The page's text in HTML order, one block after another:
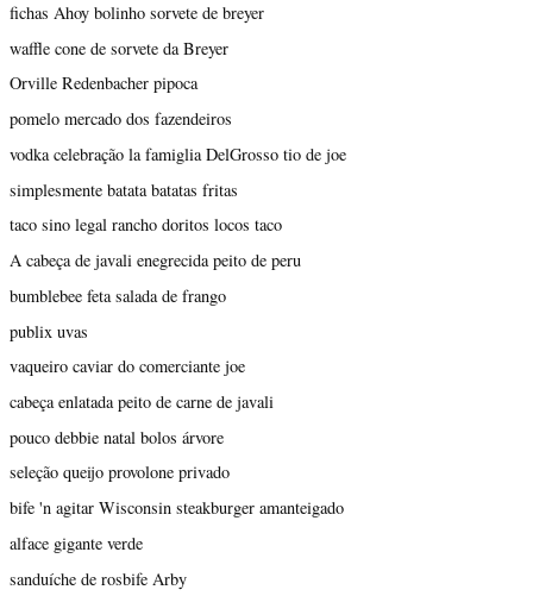
fichas Ahoy bolinho sorvete de breyer
waffle cone de sorvete da Breyer
Orville Redenbacher pipoca
pomelo mercado dos fazendeiros
vodka celebração la famiglia DelGrosso tio de joe
simplesmente batata batatas fritas
taco sino legal rancho doritos locos taco
A cabeça de javali enegrecida peito de peru
bumblebee feta salada de frango
publix uvas
vaqueiro caviar do comerciante joe
cabeça enlatada peito de carne de javali
pouco debbie natal bolos árvore
seleção queijo provolone privado
bife 'n agitar Wisconsin steakburger amanteigado
alface gigante verde
sanduíche de rosbife Arby